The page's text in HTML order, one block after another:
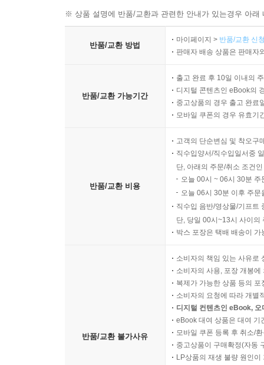
※ 상품 설명에 반품/교환과 관련한 안내가 있는경우 아
반품/교환 방법
마이페이지 > 반품/교환 신
판매자 배송 상품은 판매자
반품/교환 가능기간
출고 완료 후 10일 이내의
디지털 콘텐츠인 eBook의
중고상품의 경우 출고 완료
모바일 쿠폰의 경우 유효기
반품/교환 비용
고객의 단순변심 및 착오구
직수입양서/직수입일서중
단, 아래의 주문/취소 조건
오늘 00시 ~ 06시 30분
오늘 06시 30분 이후 주
직수입 음반/영상물/기프트
단, 당일 00시~13시 사이의
박스 포장은 택배 배송이
반품/교환 불가사유
소비자의 책임 있는 사유로
소비자의 사용, 포장 개봉
복제가 가능한 상품 등의
소비자의 요청에 따라 개별
디지털 컨텐츠인 eBook,
eBook 대여 상품은 대여 기
모바일 쿠폰 등록 후 취소/
중고상품이 구매확정(자동
LP상품의 재생 불량 원인